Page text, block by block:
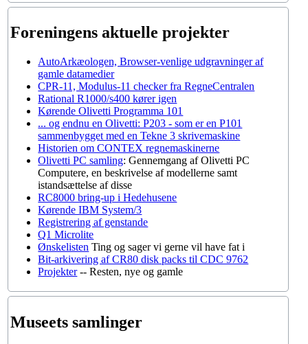
Foreningens aktuelle projekter
AutoArkæologen, Browser-venlige udgravninger af
gamle datamedier
CPR-11, Modulus-11 checker fra RegneCentralen
Rational R1000/s400 kører igen
Kørende Olivetti Programma 101
... og endnu en Olivetti: P203 - som er en P101
sammenbygget med en Tekne 3 skrivemaskine
Historien om CONTEX regnemaskinerne
Olivetti PC samling: Gennemgang af Olivetti PC
Computere, en beskrivelse af modellerne samt
istandsættelse af disse
RC8000 bring-up i Hedehusene
Kørende IBM System/3
Registrering af genstande
Q1 Microlite
Ønskelisten Ting og sager vi gerne vil have fat i
Bit-arkivering af CR80 disk packs til CDC 9762
Projekter-- Resten, nye og gamle
Museets samlinger